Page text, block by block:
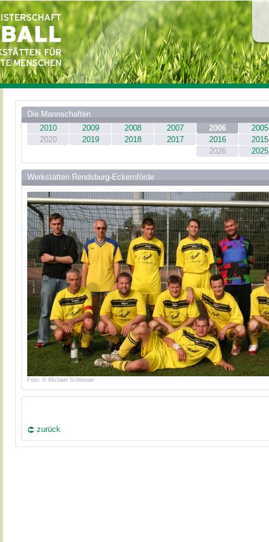
Die Mannschaften
2010
2009 2008 2007 2006 2005
2020
2019 2018 2017 2016 2015
2026
2025
Werkstätten Rendsburg-Eckernförde
Foto: © Michael Schlösser
zurück